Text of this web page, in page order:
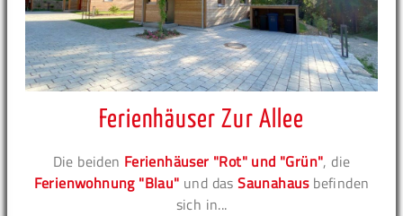
Ferienhäuser Zur Allee
Die beiden Ferienhäuser "Rot" und "Grün", die
Ferienwohnung "Blau" und dasSaunahausbefinden
sich in...